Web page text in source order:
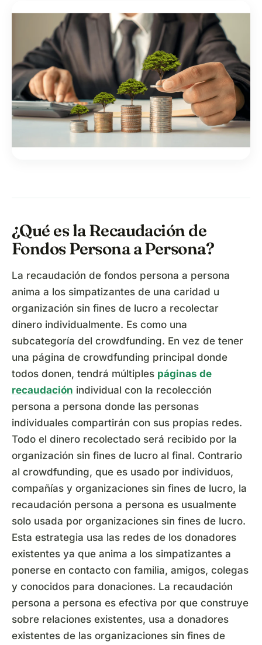
¿Qué es la Recaudación de
Fondos Persona a Persona?
La recaudación de fondos persona a persona
anima a los simpatizantes de una caridad u
organización sin fines de lucro a recolectar
dinero individualmente. Es como una
subcategoría del crowdfunding. En vez de tener
una página de crowdfunding principal donde
todos donen, tendrá múltiples páginas de
recaudación individual con la recolección
persona a persona donde las personas
individuales compartirán con sus propias redes.
Todo el dinero recolectado será recibido por la
organización sin fines de lucro al final. Contrario
al crowdfunding, que es usado por individuos,
compañías y organizaciones sin fines de lucro, la
recaudación persona a persona es usualmente
solo usada por organizaciones sin fines de lucro.
Esta estrategia usa las redes de los donadores
existentes ya que anima a los simpatizantes a
ponerse en contacto con familia, amigos, colegas
y conocidos para donaciones. La recaudación
persona a persona es efectiva por que construye
sobre relaciones existentes, usa a donadores
existentes de las organizaciones sin fines de